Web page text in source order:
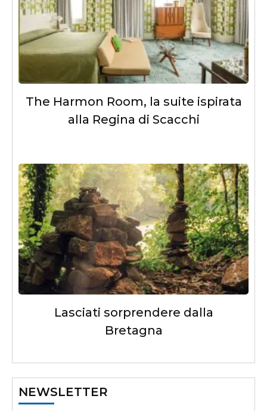
The Harmon Room, la suite ispirata
alla Regina di Scacchi
Lasciati sorprendere dalla
Bretagna
NEWSLETTER